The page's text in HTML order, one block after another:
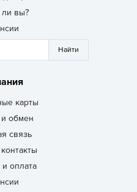
ли вы?
карты
и обмен
связь
оплата